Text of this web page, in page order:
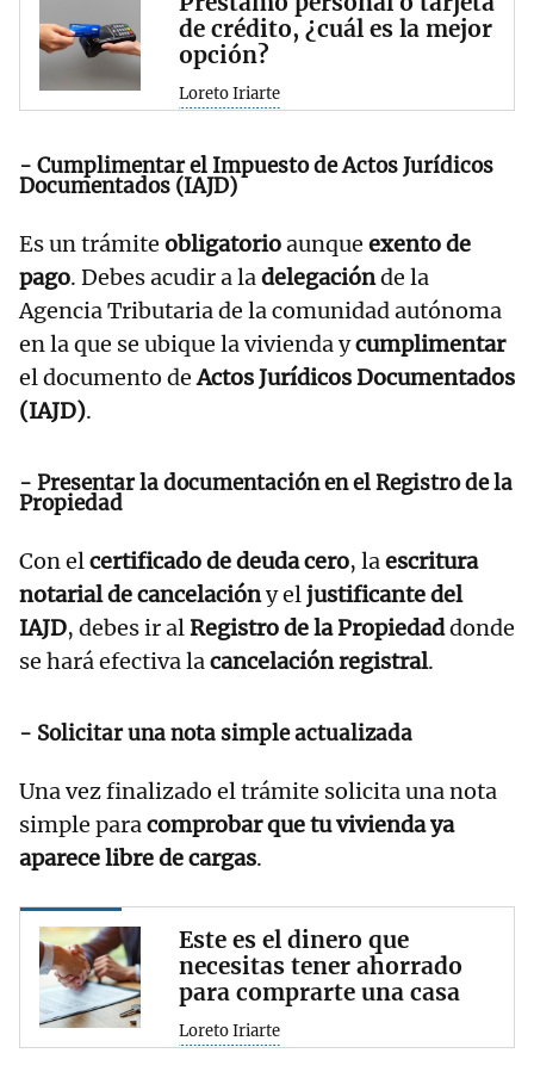
de crédito, ¿cuál es la mejor
opción?
Loreto Iriarte
- Cumplimentar el Impuesto de Actos Jurídicos
Documentados (IAJD)
Es un trámite obligatorioaunque exento de
pago. Debes acudir a ladelegaciónde la
Agencia Tributaria de la comunidad autónoma
en la que se ubique la vivienda ycumplimentar
el documento deActos Jurídicos Documentados
(IAJD).
- Presentar la documentación en el Registro de la
Propiedad
Con elcertificado de deuda cero, laescritura
notarial de cancelacióny eljustificante del
IAJD, debes ir alRegistro de la Propiedaddonde
se hará efectiva lacancelación registral.
- Solicitar una nota simple actualizada
Una vez finalizado el trámite solicita una nota
simple paracomprobar que tu vivienda ya
aparece libre de cargas.
Este es el dinero que
necesitas tener ahorrado
para comprarte una casa
Loreto Iriarte